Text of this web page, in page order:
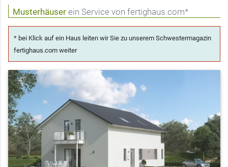
Musterhäuser ein Service von fertighaus.com*
* bei Klick auf ein Haus leiten wir Sie zu unserem Schwestermagazin
fertighaus.com weiter